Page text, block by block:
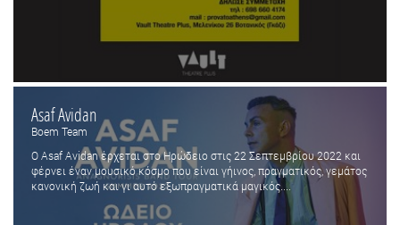
Asaf Avidan
Boem Team
Ο Asaf Avidan έρχεται στο Ηρώδειο στις 22 Σεπτεμβρίου 2022 και
φέρνει έναν μουσικό κόσμο που είναι γήινος, πραγματικός, γεμάτος
κανονική ζωή και γι αυτό εξωπραγματικά μαγικός....